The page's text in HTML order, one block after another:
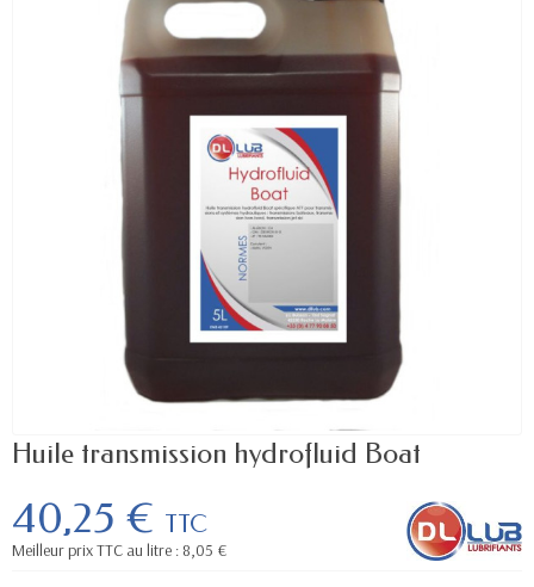
Huile transmission hydrofluid Boat
40,25 € TTC
Meilleur prix TTC au litre : 8,05 €